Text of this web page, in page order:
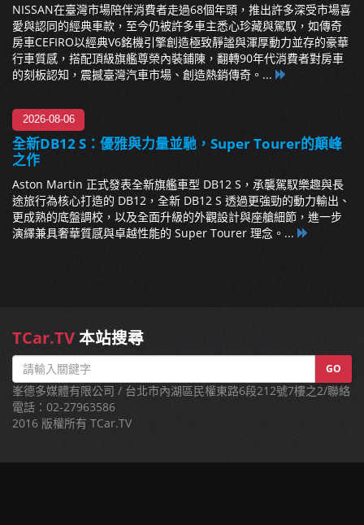
NISSAN在臺灣市場陪伴消費者走過68個年頭，推出許多深受市場喜
愛與認同的經典車款，至今仍被許多車主悉心珍藏與駕馭，如傳奇
房車CEFIRO以經典V6銘機引擎創造極致靜謐與渾厚動力並存的豪華
行車質感，搭配頂級旗艦尊榮內裝鋪陳，翻轉90年代消費者對房車
的刻板認知，震撼臺灣汽車市場、創造熱銷傳奇。...
2026-08-06
全新DB12 S：優雅與力量並馳，Super Tourer的顛峰
之作
Aston Martin 正式發表全新旗艦車型 DB12 S，承襲駕馭樂趣與長
途旅行為核心打造的 DB12，全新 DB12 S 透過更強勁的動力輸出、
更成熟的底盤調校，以及全面升級的外觀設計與座艙細節，進一步
演繹兼具奢華質感與卓越性能的 Super Tourer 理念。...
TCar.TV本站搜尋
GO
峯德多媒體有限公司 / 台北市內湖區民權東路6段212號7樓之2/聯絡
電話：02-27963586
2016 版權所有 TCar.TV